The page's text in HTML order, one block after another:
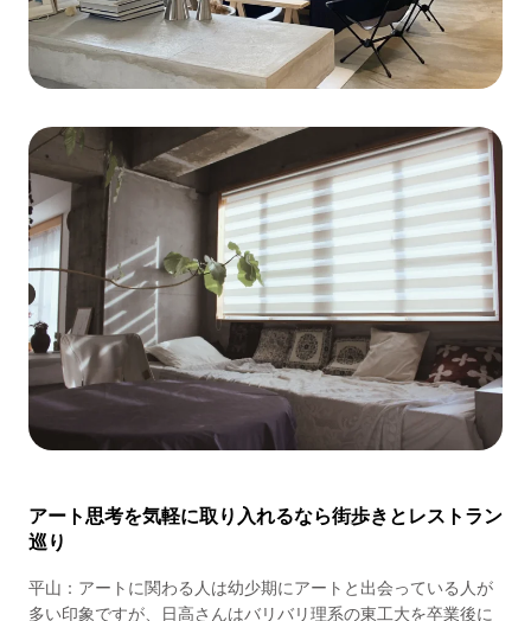
アート思考を気軽に取り入れるなら街歩きとレストラン
巡り
平山：アートに関わる人は幼少期にアートと出会っている人が
多い印象ですが、日高さんはバリバリ理系の東工大を卒業後に